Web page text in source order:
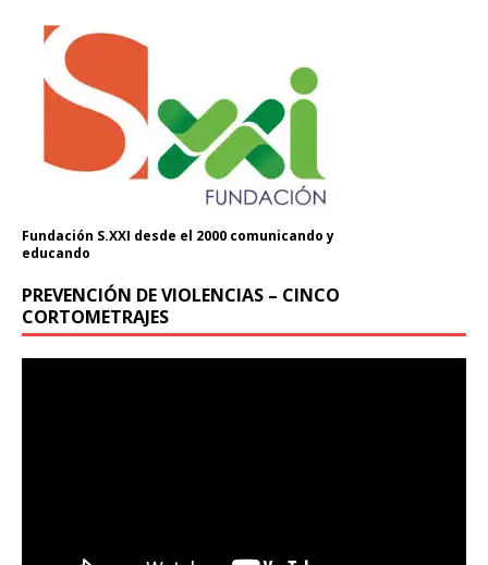
Fundación S.XXI desde el 2000 comunicando y
educando
PREVENCIÓN DE VIOLENCIAS – CINCO
CORTOMETRAJES